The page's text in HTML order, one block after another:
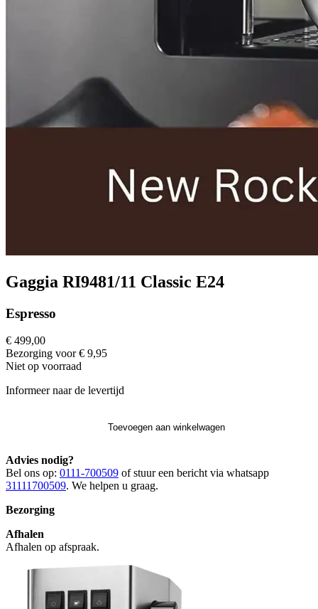
Gaggia RI9481/11 Classic E24
Espresso
€ 499,00
Bezorging voor € 9,95
Niet op voorraad
Informeer naar de levertijd
Toevoegen aan winkelwagen
Advies nodig?
Bel ons op: 0111-700509 of stuur een bericht via whatsapp
31111700509. We helpen u graag.
Bezorging
Afhalen
Afhalen op afspraak.